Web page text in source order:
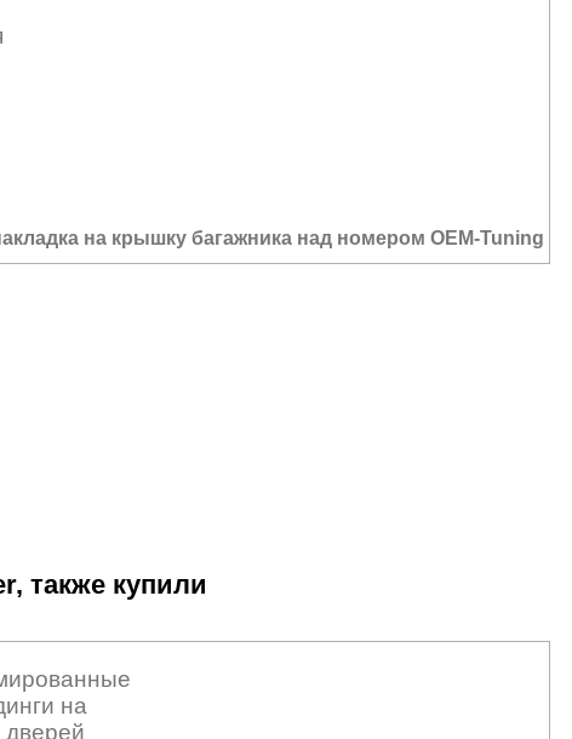
на крышку багажника над номером OEM-Tuning
также купили